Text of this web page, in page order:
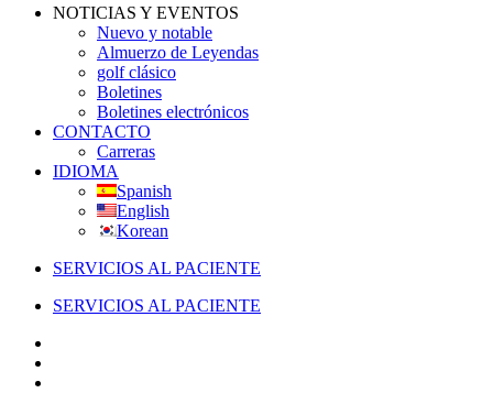
NOTICIAS Y EVENTOS
Nuevo y notable
Almuerzo de Leyendas
golf clásico
Boletines
Boletines electrónicos
CONTACTO
Carreras
IDIOMA
Spanish
English
Korean
SERVICIOS AL PACIENTE
SERVICIOS AL PACIENTE